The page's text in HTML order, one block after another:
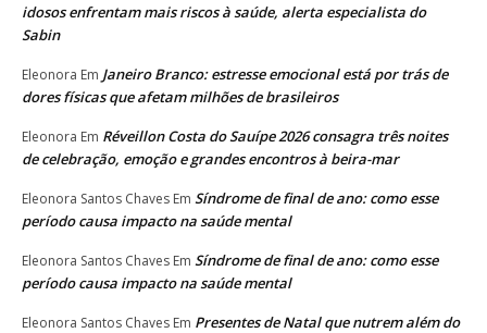
idosos enfrentam mais riscos à saúde, alerta especialista do
Sabin
Eleonora Em Janeiro Branco: estresse emocional está por trás de
dores físicas que afetam milhões de brasileiros
Eleonora Em Réveillon Costa do Sauípe 2026 consagra três noites
de celebração, emoção e grandes encontros à beira-mar
Eleonora Santos Chaves Em Síndrome de final de ano: como esse
período causa impacto na saúde mental
Eleonora Santos Chaves Em Síndrome de final de ano: como esse
período causa impacto na saúde mental
Eleonora Santos Chaves Em Presentes de Natal que nutrem além do